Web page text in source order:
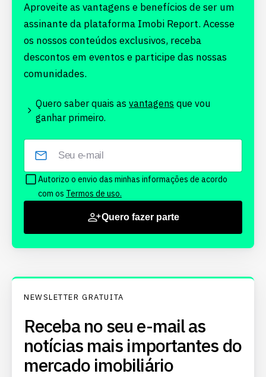
Aproveite as vantagens e benefícios de ser um
assinante da plataforma Imobi Report. Acesse
os nossos conteúdos exclusivos, receba
descontos em eventos e participe das nossas
comunidades.
Quero saber quais as vantagens que vou
ganhar primeiro.
Autorizo o envio das minhas informações de acordo
com os Termos de uso.
Quero fazer parte
NEWSLETTER GRATUITA
Receba no seu e-mail as
notícias mais importantes do
mercado imobiliário